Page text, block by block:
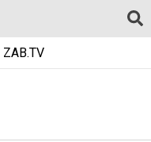
ZAB.TV